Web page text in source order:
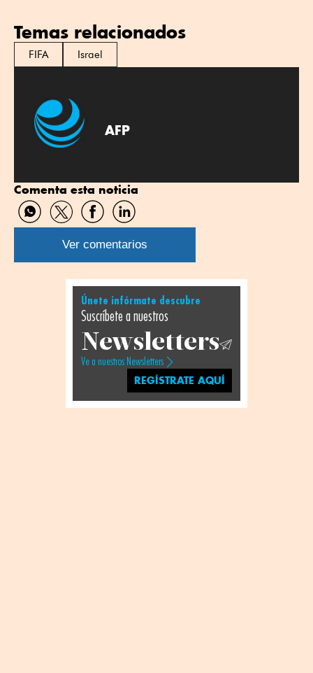
Temas relacionados
FIFA Israel
AFP
Comenta esta noticia
Compartir
por
WhatsApp
Compartir
por
Twitter
Compartir
por
Facebook
Compartir
por
Linkedin
Ver comentarios
Únete infórmate descubre
Suscríbete a nuestros
Newsletters
Ve a nuestros Newsletters
REGÍSTRATE AQUÍ